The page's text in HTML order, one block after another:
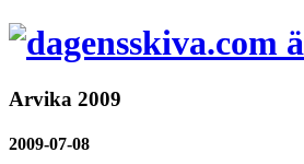
Arvika 2009
2009-07-08